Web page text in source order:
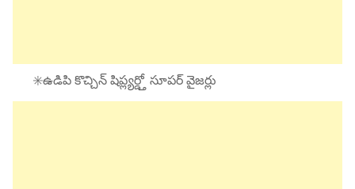
✳️ఉడిపి కొచ్చిన్ షిప్ల్యర్డ్తో సూపర్ వైజర్లు